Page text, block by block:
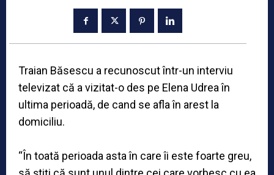
Traian Băsescu a recunoscut într-un interviu
televizat că a vizitat-o des pe Elena Udrea în
ultima perioadă, de cand se afla în arest la
domiciliu.
“În toată perioada asta în care îi este foarte greu,